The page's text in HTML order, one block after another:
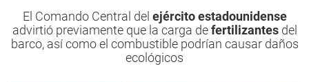
El Comando Central del ejército estadounidense
advirtió previamente que la carga defertilizantesdel
barco, así como el combustible podrían causar daños
ecológicos